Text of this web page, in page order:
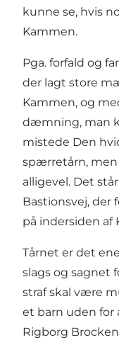
kunne se, hvis
Kammen.
Pga. forfald og
der lagt store
Kammen, og
dæmning, man
mistede Den
spærretårn,
alligevel. Det
Bastionsvej, der
på indersiden af
Tårnet er det
slags og sagnet
straf skal være
et barn uden for
Rigborg